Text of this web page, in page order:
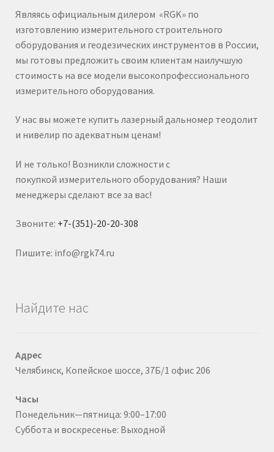
Являясь официальным дилером «RGK» по
изготовлению измерительного строительного
оборудования и геодезических инструментов в России,
мы готовы предложить своим клиентам наилучшую
стоимость на все модели высокопрофессионального
измерительного оборудования.
У нас вы можете купить лазерный дальномер теодолит
и нивелир по адекватным ценам!
И не только! Возникли сложности с
покупкой измерительного оборудования? Наши
менеджеры сделают все за вас!
Звоните: +7-(351)-20-20-308
Пишите: info@rgk74.ru
Найдите нас
Адрес
Челябинск, Копейское шоссе, 37Б/1 офис 206
Часы
Понедельник—пятница: 9:00–17:00
Суббота и воскресенье: Выходной